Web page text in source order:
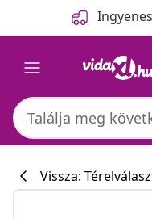
Vissza: